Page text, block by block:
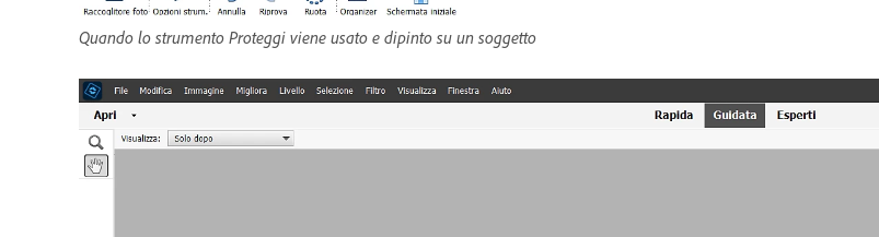
Quando lo strumento Proteggi viene usato e dipinto su un soggetto